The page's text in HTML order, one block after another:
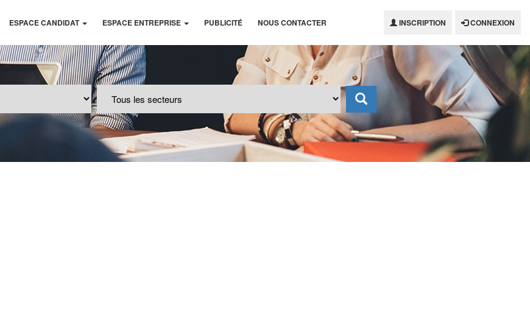
ESPACE CANDIDAT ESPACE ENTREPRISE PUBLICITÉ NOUS CONTACTER INSCRIPTION CONNEXION